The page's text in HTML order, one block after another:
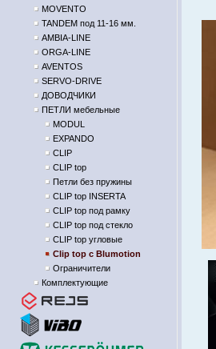
MOVENTO
TANDEM под 11-16 мм.
AMBIA-LINE
ORGA-LINE
AVENTOS
SERVO-DRIVE
ДОВОДЧИКИ
ПЕТЛИ мебельные
MODUL
EXPANDO
CLIP
CLIP top
Петли без пружины
CLIP top INSERTA
CLIP top под рамку
CLIP top под стекло
CLIP top угловые
Clip top с Blumotion
Ограничители
Комплектующие